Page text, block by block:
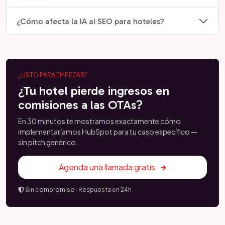
¿Cómo afecta la IA al SEO para hoteles?
¿LISTO PARA EMPEZAR?
¿Tu hotel pierde ingresos en
comisiones a las OTAs?
En 30 minutos te mostramos exactamente cómo
implementaríamos HubSpot para tu caso específico —
sin pitch genérico.
Agenda una llamada gratis
Sin compromiso · Respuesta en 24h